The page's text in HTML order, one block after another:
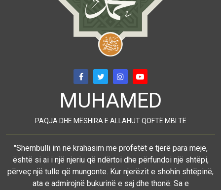
MUHAMED
PAQJA DHE MËSHIRA E ALLAHUT QOFTË MBI TË
"Shembulli im në krahasim me profetët e tjerë para meje,
është si ai i një njeriu që ndërtoi dhe përfundoi një shtëpi,
përveç një tulle që mungonte. Kur njerëzit e shohin shtëpinë,
ata e admirojnë bukurinë e saj dhe thonë: Sa e